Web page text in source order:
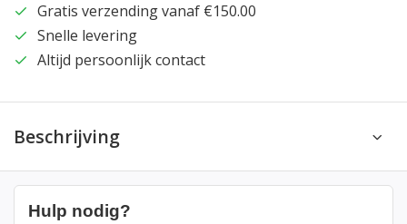
Gratis verzending vanaf €150.00
Snelle levering
Altijd persoonlijk contact
Beschrijving
Hulp nodig?